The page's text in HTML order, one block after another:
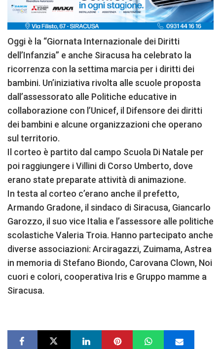
Oggi è la “Giornata Internazionale dei Diritti
dell’Infanzia” e anche Siracusa ha celebrato la
ricorrenza con la settima marcia per i diritti dei
bambini. Un’iniziativa rivolta alle scuole proposta
dall’assessorato alle Politiche educative in
collaborazione con l’Unicef, il Difensore dei diritti
dei bambini e alcune organizzazioni che operano
sul territorio.
Il corteo è partito dal campo Scuola Di Natale per
poi raggiungere i Villini di Corso Umberto, dove
erano state preparate attività di animazione.
In testa al corteo c’erano anche il prefetto,
Armando Gradone, il sindaco di Siracusa, Giancarlo
Garozzo, il suo vice Italia e l’assessore alle politiche
scolastiche Valeria Troia. Hanno partecipato anche
diverse associazioni: Arciragazzi, Zuimama, Astrea
in memoria di Stefano Biondo, Carovana Clown, Noi
cuori e colori, cooperativa Iris e Gruppo mamme a
Siracusa.